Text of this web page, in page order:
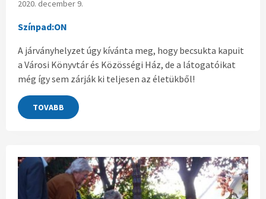
2020. december 9.
Színpad:ON
A járványhelyzet úgy kívánta meg, hogy becsukta kapuit
a Városi Könyvtár és Közösségi Ház, de a látogatóikat
még így sem zárják ki teljesen az életükből!
TOVABB